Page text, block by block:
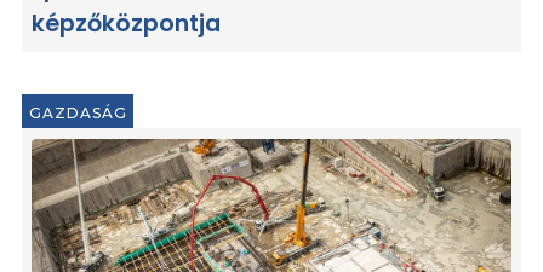
képzőközpontja
GAZDASÁG